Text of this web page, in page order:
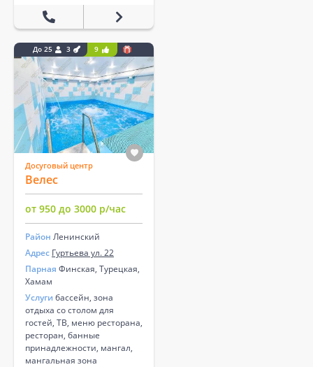
До 25 3 9
Досуговый центр
Велес
от 950 до 3000 р/час
Район Ленинский
Адрес Гуртьева ул. 22
Парная Финская, Турецкая,
Хамам
Услуги бассейн, зона
отдыха со столом для
гостей, ТВ, меню ресторана,
ресторан, банные
принадлежности, мангал,
мангальная зона